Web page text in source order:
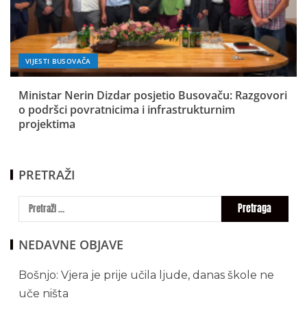
VIJESTI BUSOVAČA
Ministar Nerin Dizdar posjetio Busovaču: Razgovori
o podršci povratnicima i infrastrukturnim
projektima
PRETRAŽI
NEDAVNE OBJAVE
Bošnjo: Vjera je prije učila ljude, danas škole ne
uče ništa